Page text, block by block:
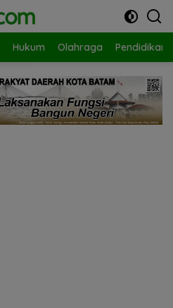
Hukum Olahraga Pendidikan